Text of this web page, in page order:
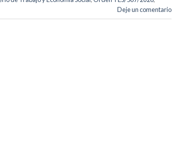
Deje un comentario